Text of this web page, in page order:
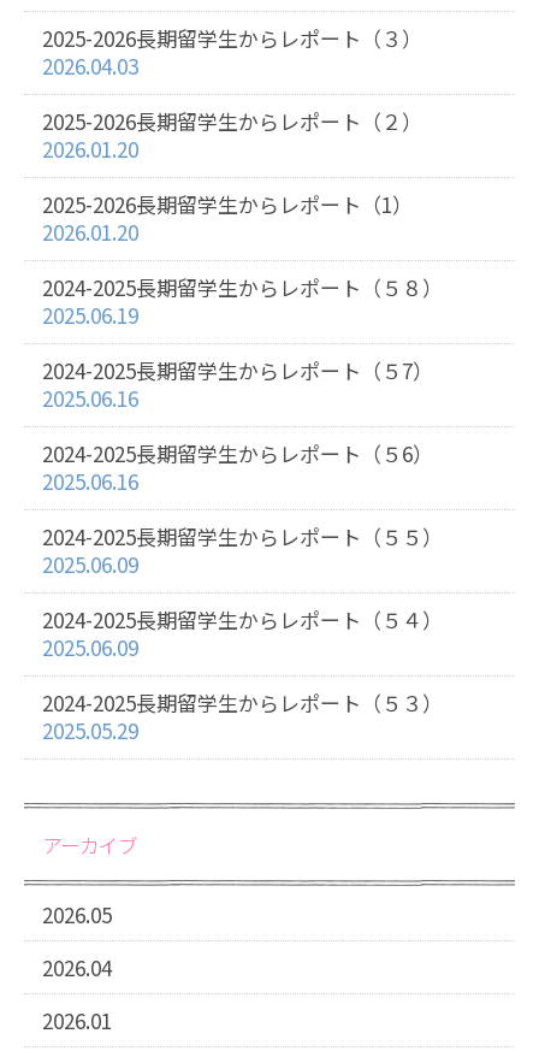
2025-2026長期留学生からレポート（３）
2026.04.03
2025-2026長期留学生からレポート（２）
2026.01.20
2025-2026長期留学生からレポート（1）
2026.01.20
2024-2025長期留学生からレポート（５８）
2025.06.19
2024-2025長期留学生からレポート（５7）
2025.06.16
2024-2025長期留学生からレポート（５6）
2025.06.16
2024-2025長期留学生からレポート（５５）
2025.06.09
2024-2025長期留学生からレポート（５４）
2025.06.09
2024-2025長期留学生からレポート（５３）
2025.05.29
アーカイブ
2026.05
2026.04
2026.01